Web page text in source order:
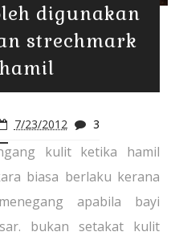
digunakan
strechmark
7/23/2012 3
kulit ketika hamil
biasa berlaku kerana
apabila bayi
bukan setakat kulit